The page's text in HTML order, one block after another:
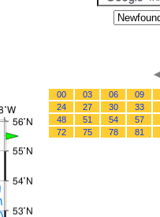
00 03 06 09
24
27 30 33
48
51 54 57
72
75 78 81